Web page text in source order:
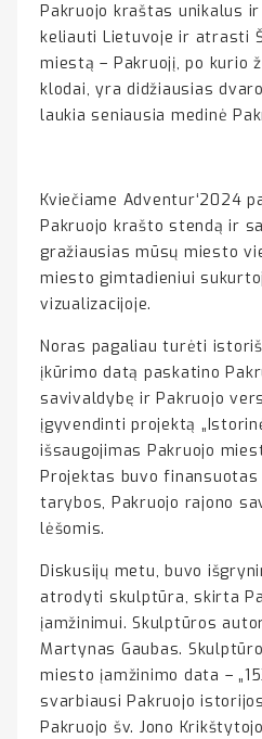
Pakruojo kraštas unikalus ir
keliauti Lietuvoje ir atrasti
miestą – Pakruojį, po kurio
klodai, yra didžiausias
laukia seniausia medinė
Kviečiame Adventur‘2024
Pakruojo krašto stendą ir
gražiausias mūsų miesto
miesto gimtadieniui
vizualizacijoje.
Noras pagaliau turėti
įkūrimo datą paskatino
savivaldybę ir Pakruojo
įgyvendinti projektą
išsaugojimas Pakruojo
Projektas buvo
tarybos, Pakruojo rajono
lėšomis.
Diskusijų metu, buvo
atrodyti skulptūra, skirta
įamžinimui. Skulptūros
Martynas Gaubas.
miesto įamžinimo data –
svarbiausi Pakruojo
Pakruojo šv. Jono